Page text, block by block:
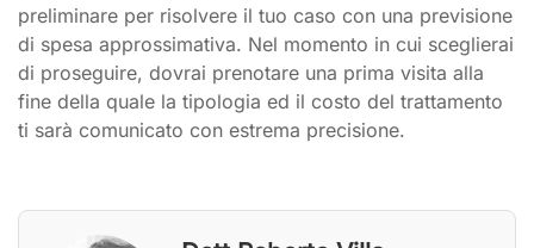
preliminare per risolvere il tuo caso con una previsione
di spesa approssimativa. Nel momento in cui sceglierai
di proseguire, dovrai prenotare una prima visita alla
fine della quale la tipologia ed il costo del trattamento
ti sarà comunicato con estrema precisione.